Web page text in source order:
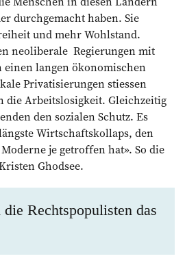
durchgemacht haben. Sie
und mehr Wohlstand.
neolibera­­le Regierungen mit
langen ökonomischen
Privatisierungen stiessen
Arbeitslosigkeit. Gleichzeitig
den sozialen Schutz. Es
Wirtschaftskollaps, den
je getroffen hat». So die
Ghodsee.
Rechts­populisten das